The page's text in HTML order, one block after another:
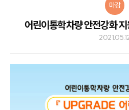
마감
어린이통학차량 안전강화